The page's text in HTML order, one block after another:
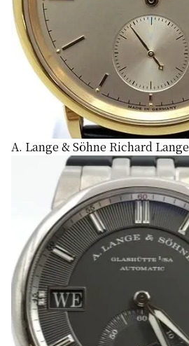
A. Lange & Söhne Richard Lange